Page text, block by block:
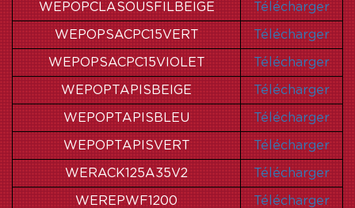
WEPOPCLASOUSFILBEIGE Télécharger
WEPOPSACPC15VERT Télécharger
WEPOPSACPC15VIOLET Télécharger
WEPOPTAPISBEIGE Télécharger
WEPOPTAPISBLEU Télécharger
WEPOPTAPISVERT Télécharger
WERACK125A35V2 Télécharger
WEREPWF1200 Télécharger